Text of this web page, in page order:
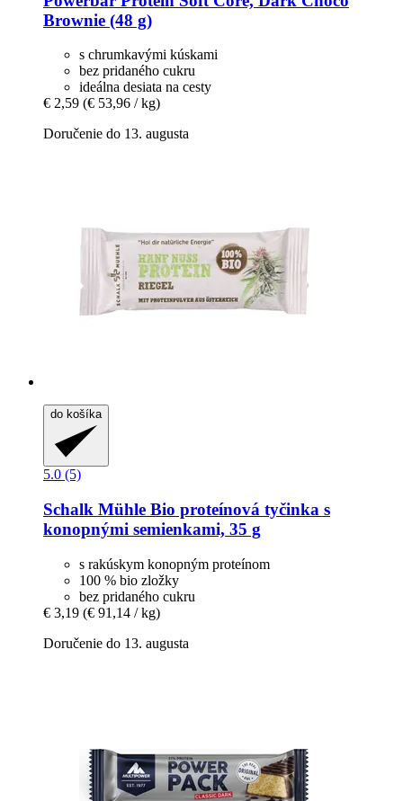
Brownie (48 g)
s chrumkavými kúskami
bez pridaného cukru
ideálna desiata na cesty
€ 2,59 (€ 53,96 / kg)
Doručenie do 13. augusta
do košíka
5.0 (5)
Schalk Mühle Bio proteínová tyčinka s
konopnými semienkami, 35 g
s rakúskym konopným proteínom
100 % bio zložky
bez pridaného cukru
€ 3,19 (€ 91,14 / kg)
Doručenie do 13. augusta